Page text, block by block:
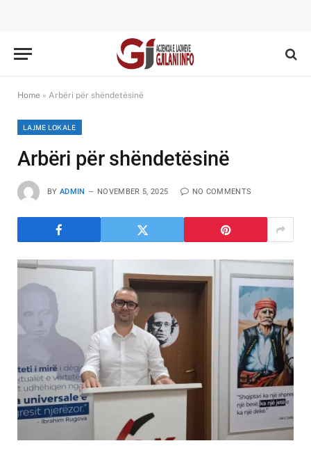
Home » Arbëri për shëndetësinë
LAJME LOKALE
Arbëri për shëndetësinë
BY ADMIN NOVEMBER 5, 2025 NO COMMENTS